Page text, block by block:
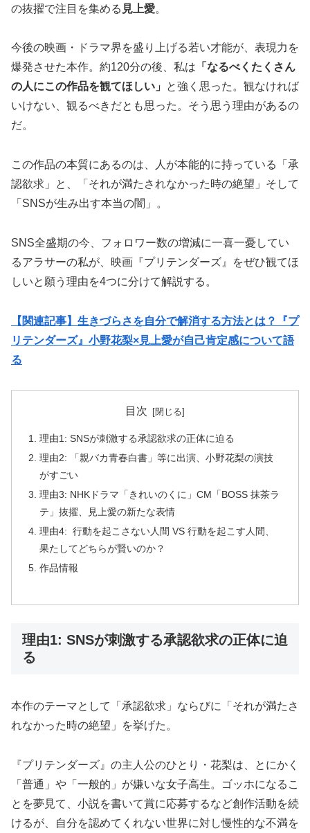
の抜擢で注目を集める 見上愛。
今後の映画・ドラマ界を盛り上げる若い才能が、表現力を
爆発させた本作。約120分の後、私は 「なるべくたくさん
の人にこの作品を観てほしい」
と強く思った。観なければ
いけない、観るべきだとも思った。そう思う理由があるの
だ。
この作品の本質にあるのは、人が本能的に持っている「承
認欲求」と、「それが満たされなかった時の絶望」そして
「SNSが生み出す本当の闇」。
SNS全盛期の今、フォロワー数の増減に一喜一憂してい
るアラサーの私が、映画『プリテンダーズ』をぜひ観てほ
しいと願う理由を4つに分けて解説する。
【関連記事】生きづらさを自分で解消する方法とは？『プ
リテンダーズ』小野花梨×見上愛が自己肯定感について語
る
目次
理由1: SNSが刺激する承認欲求の正体に迫る
理由2: 「親バカ青春白書」等に出演、小野花梨の演技
がすごい
理由3: NHKドラマ「きれいのくに」CM「BOSS 抹茶ラ
テ」抜擢、見上愛の新たな表情
理由4: 行動を起こさない人間 VS 行動を起こす人間、
果たしてどちらが賢いのか？
作品情報
理由1: SNSが刺激する承認欲求の正体に迫
る
本作のテーマとして「承認欲求」ならびに「それが満たさ
れなかった時の絶望」を挙げた。
『プリテンダーズ』の主人公のひとり・花梨は、とにかく
「普通」や「一般的」が嫌いな女子高生。ゴッホになるこ
とを夢見て、小説を書いて賞に応募するなど創作活動を続
けるが、自分を認めてくれない世界に対し慢性的な不満を